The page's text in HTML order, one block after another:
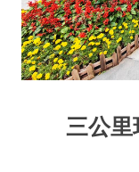
三公里环